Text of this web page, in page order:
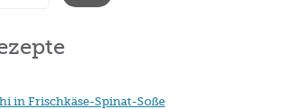
in Frischkäse-Spinat-Soße